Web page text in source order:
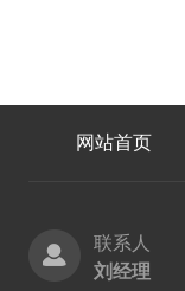
网站首页
联系人
刘经理